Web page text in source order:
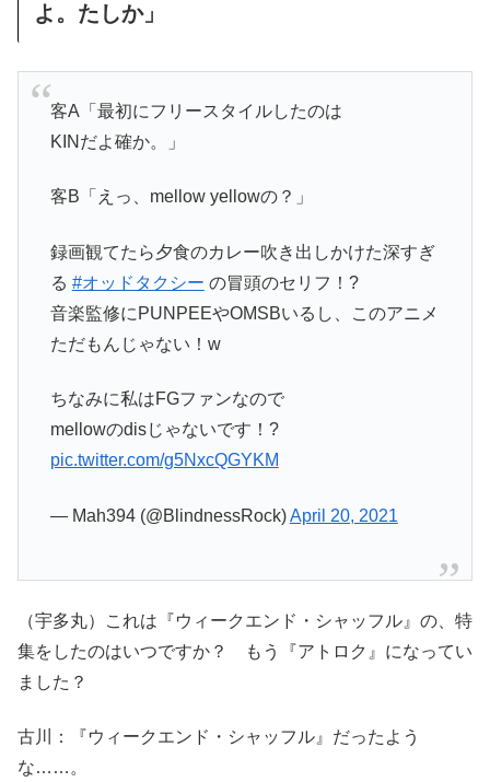
よ。たしか」
客A「最初にフリースタイルしたのは
KINだよ確か。」
客B「えっ、mellow yellowの？」
録画観てたら夕食のカレー吹き出しかけた深すぎ
る #オッドタクシー の冒頭のセリフ！?
音楽監修にPUNPEEやOMSBいるし、このアニメ
ただもんじゃない！w
ちなみに私はFGファンなので
mellowのdisじゃないです！?
pic.twitter.com/g5NxcQGYKM
— Mah394 (@BlindnessRock)April 20, 2021
（宇多丸）これは『ウィークエンド・シャッフル』の、特
集をしたのはいつですか？ もう『アトロク』になってい
ました？
古川：『ウィークエンド・シャッフル』だったよう
な……。